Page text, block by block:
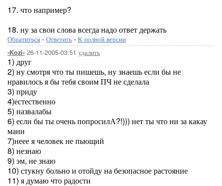
17. что например?
18. ну за свои слова всегда надо ответ держать
Обратиться - Ответить - К полной версии
-Kozi- 26-11-2005-03:51 удалить
1) друг
2) ну смотря что ты пишешь, ну знаешь если бы не
нравилось я бы тебя своим ПЧ не сделала
3) приду
4)естественно
5) назвалабы
6) если бы ты очень попросилА?!))) нет ты что ни за какау
мани
7)неее я человек не пьющий
8) незнаю
9) эм, не знаю
10) стукну больно и отойду на безопасное растояние
11) я думаю что радости